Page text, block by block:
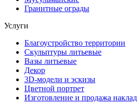
Гранитные ограды
Услуги
Благоустройство территории
Скульптуры литьевые
Вазы литьевые
Декор
3D-модели и эскизы
Цветной портрет
Изготовление и продажа